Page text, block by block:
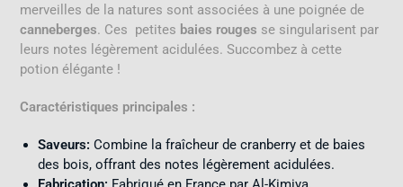
merveilles de la natures sont associées à une poignée de
canneberges. Ces petites baies rouges se singularisent par
leurs notes légèrement acidulées. Succombez à cette
potion élégante !
Caractéristiques principales :
Saveurs:Combine la fraîcheur de cranberry et de baies
des bois, offrant des notes légèrement acidulées.